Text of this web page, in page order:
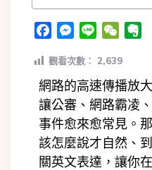
FacebookMessenger
Line
觀看次數： 2,639
網路的高速傳播放
讓公審、網路霸凌
事件愈來愈常見。
該怎麼說才自然、
關英文表達，讓你